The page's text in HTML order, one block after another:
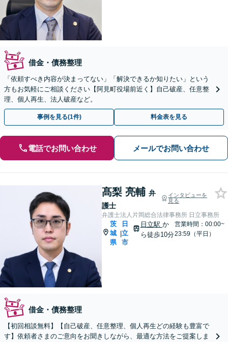
借金・債務整理
「依頼すべき内容が決まってない」「解決できるか知りたい」という
方もお気軽にご相談ください【阿見町役場前近く】自己破産、任意整
理、個人再生、法人破産など。
事例を見る(1件) 料金表を見る
電話でお問い合わせ メールでお問い合わせ
髙梨 亮輔 弁
護士
インタビューを
見る
弁護士法人片岡総合法律事務所 日立事務所
茨
城
県
|
日
立
市
日立駅 か
ら徒歩10分
営業時間：00:00~
23:59（平日）
借金・債務整理
【初回相談無料】【自己破産、任意整理、個人再生どの経験も豊富で
す】依頼者さまのご意向をお聞きしながら、最適な方法をご提案しま